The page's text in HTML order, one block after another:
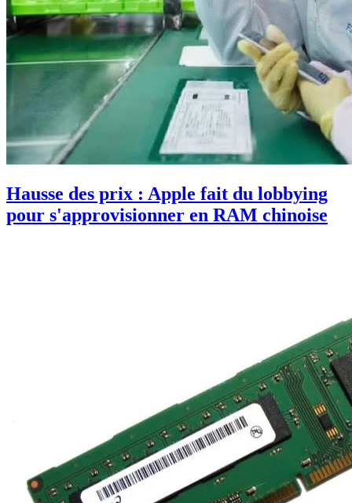
Hausse des prix : Apple fait du lobbying
pour s'approvisionner en RAM chinoise